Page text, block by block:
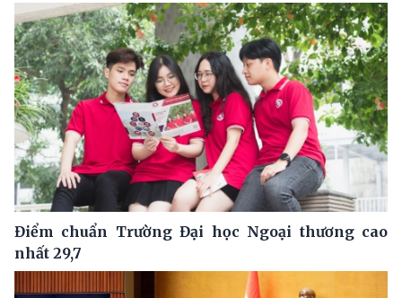
Điểm chuẩn Trường Đại học Ngoại thương cao
nhất 29,7